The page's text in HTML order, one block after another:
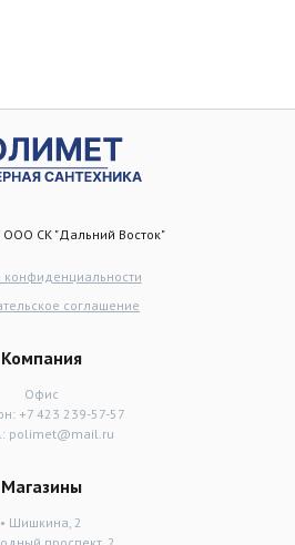
СК "Дальний Восток"
конфиденциальности
соглашение
Компания
Офис
+7 423 239-57-57
polimet@mail.ru
Магазины
• Шишкина, 2